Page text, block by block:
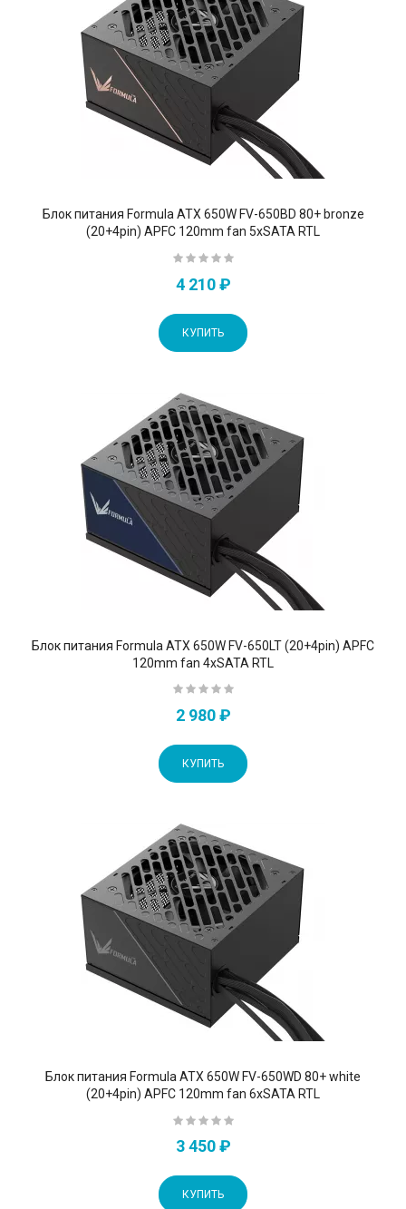
Блок питания Formula ATX 650W FV-650BD 80+ bronze
(20+4pin) APFC 120mm fan 5xSATA RTL
4 210 ₽
КУПИТЬ
Блок питания Formula ATX 650W FV-650LT (20+4pin) APFC
120mm fan 4xSATA RTL
2 980 ₽
КУПИТЬ
Блок питания Formula ATX 650W FV-650WD 80+ white
(20+4pin) APFC 120mm fan 6xSATA RTL
3 450 ₽
КУПИТЬ